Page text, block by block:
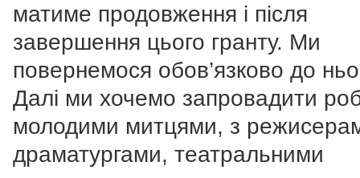
матиме продовження і після
завершення цього гранту. Ми
повернемося обов’язково до
Далі ми хочемо запровадити
молодими митцями, з
драматургами, театральними